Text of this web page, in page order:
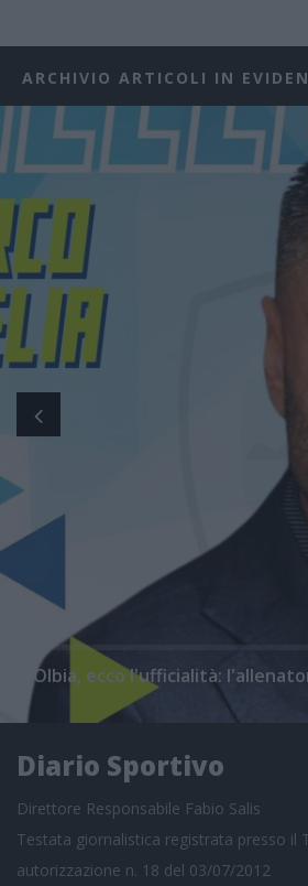
ARCHIVIO ARTICOLI IN
Olbia, ecco l'ufficialità:
Diario Sportivo
Direttore Responsabile Fabio Salis
Testata giornalistica registrata presso il
autorizzazione n. 18 del 03/07/2012